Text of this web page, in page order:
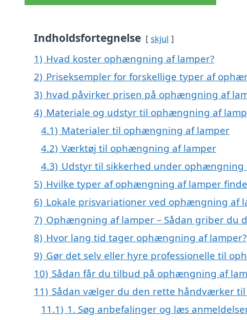
Indholdsfortegnelse skjul
1) Hvad koster ophængning af lamper?
2) Priseksempler for forskellige typer af
3) hvad påvirker prisen på ophængning af
4) Materiale og udstyr til ophængning af
4.1) Materialer til ophængning af lamper
4.2) Værktøj til ophængning af lamper
4.3) Udstyr til sikkerhed under ophængning
5) Hvilke typer af ophængning af lamper
6) Lokale prisvariationer ved ophængning af
7) Ophængning af lamper – Sådan griber du
8) Hvor lang tid tager ophængning af lamper?
9) Gør det selv eller hyre professionelle til
10) Sådan får du tilbud på ophængning af
11) Sådan vælger du den rette håndværker
11.1) 1. Søg anbefalinger og læs